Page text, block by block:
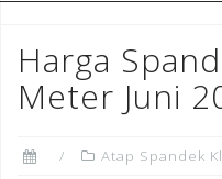
Harga
Meter Juni
Atap Spandek